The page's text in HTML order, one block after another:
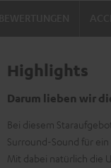
Highlights
Darum lieben wir
Bei diesem
Surround-Sound für
Mit dabei natürlich die